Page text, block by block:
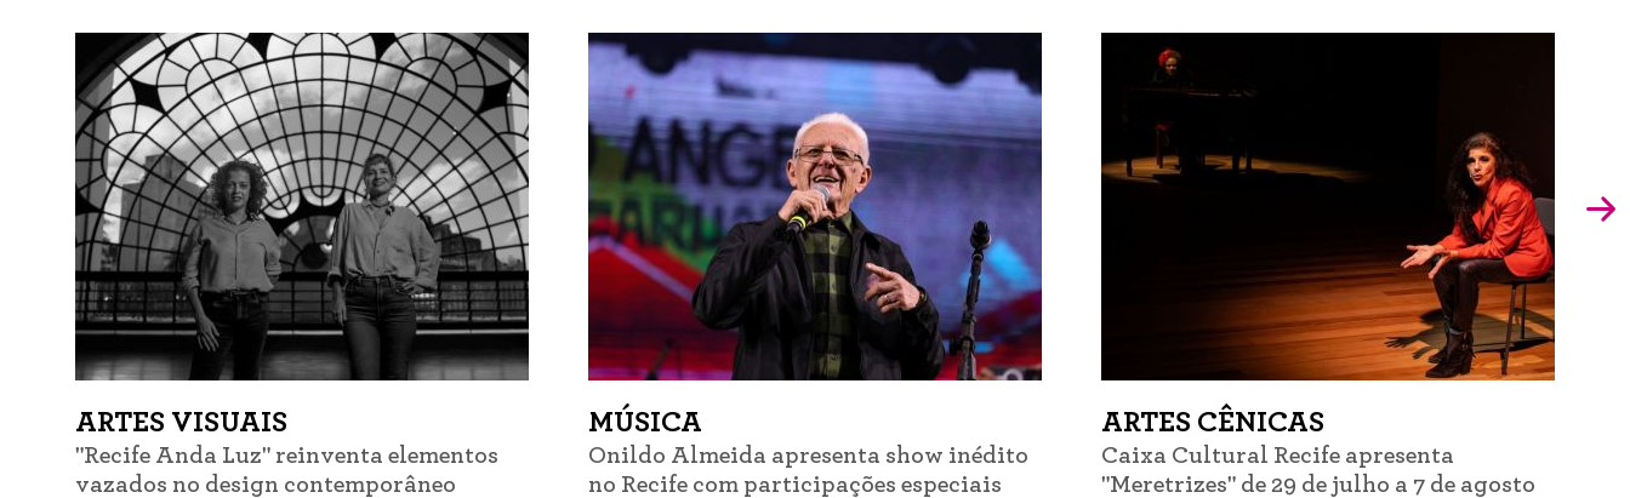
ARTES VISUAIS
"Recife Anda Luz" reinventa elementos
vazados no design contemporâneo
MÚSICA
Onildo Almeida apresenta show inédito
no Recife com participações especiais
ARTES CÊNICAS
Caixa Cultural Recife apresenta
"Meretrizes" de 29 de julho a 7 de agosto